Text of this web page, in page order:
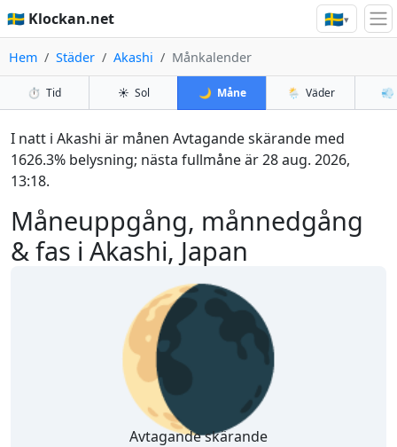
🇸🇪 Klockan.net 🇸🇪▾
Hem Städer Akashi Månkalender
⏱️ Tid ☀️ Sol 🌙 Måne 🌦️ Väder 💨
Måneuppgång, månnedgång
& fas i Akashi, Japan
I natt i Akashi är månen Avtagande skärande med
1626.3% belysning; nästa fullmåne är 28 aug. 2026,
13:18.
🌘
Avtagande skärande